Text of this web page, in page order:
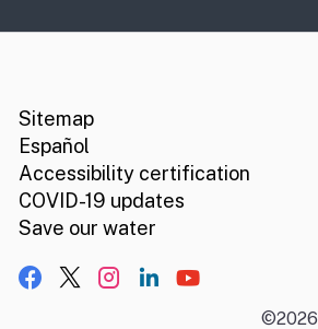
Sitemap
Español
Accessibility certification
COVID-19 updates
Save our water
Facebook
X, formerly Twitter
Instagram
LinkedIn
YouTube
©2026